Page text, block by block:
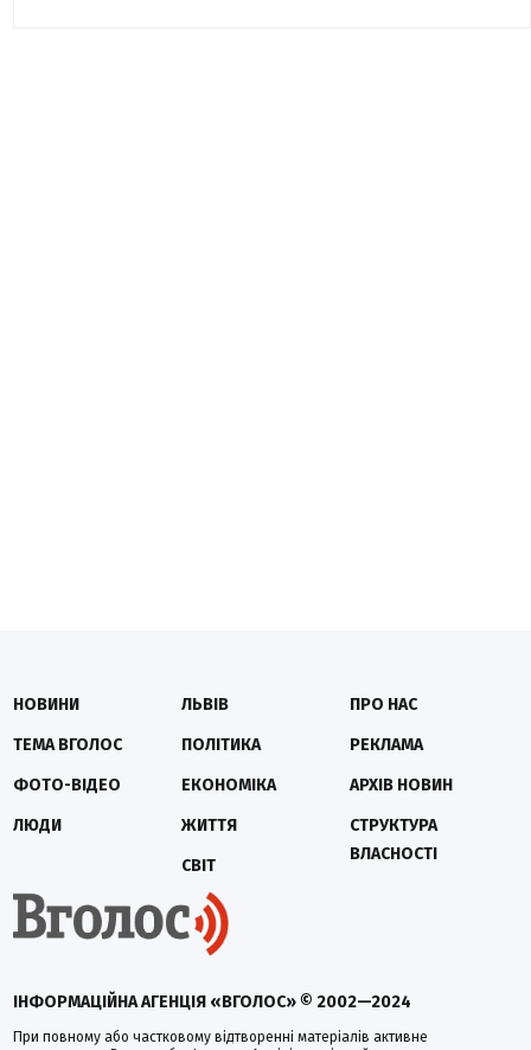
ІНФОРМАЦІЙНА АГЕНЦІЯ «ВГОЛОС» © 2002—2024
При повному або частковому відтворенні матеріалів активне
НОВИНИ
ТЕМА ВГОЛОС
ФОТО-ВІДЕО
ЛЮДИ
ЛЬВІВ
ПОЛІТИКА
ЕКОНОМІКА
ЖИТТЯ
СВІТ
ПРО НАС
РЕКЛАМА
АРХІВ НОВИН
СТРУКТУРА
ВЛАСНОСТІ